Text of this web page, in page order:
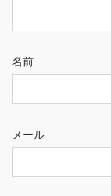
名前
メール